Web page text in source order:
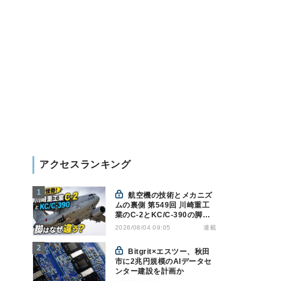
アクセスランキング
航空機の技術とメカニズ
ムの裏側 第549回 川崎重工
業のC-2とKC/C-390の脚は
なぜ違う? - 降着装置は複雑
2026/08/04 09:05 連載
市に2兆円規模のAIデータセ
ンター建設を計画か